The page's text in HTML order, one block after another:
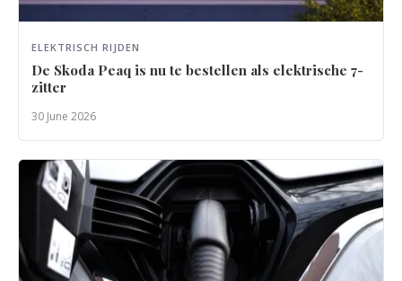
ELEKTRISCH RIJDEN
De Skoda Peaq is nu te bestellen als elektrische 7-
zitter
30 June 2026